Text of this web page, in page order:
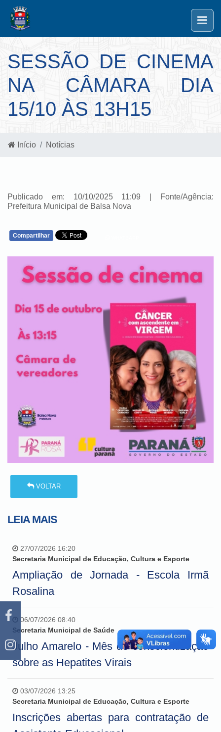
SESSÃO DE CINEMA
NA CÂMARA DIA
15/10 ÀS 13H15
Início Notícias
Publicado em: 10/10/2025 11:09 | Fonte/Agência:
Prefeitura Municipal de Balsa Nova
Compartilhar
VOLTAR
LEIA MAIS
27/07/2026 16:20
Secretaria Municipal de Educação, Cultura e Esporte
Ampliação de Jornada - Escola Irmã
Rosalina
06/07/2026 08:40
Secretaria Municipal de Saúde
Julho Amarelo - Mês de conscientização
sobre as Hepatites Virais
03/07/2026 13:25
Secretaria Municipal de Educação, Cultura e Esporte
Inscrições abertas para contratação de